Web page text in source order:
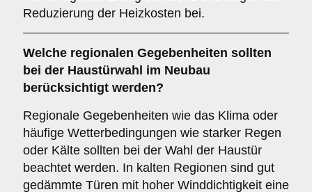
Reduzierung der Heizkosten bei.
Welche regionalen Gegebenheiten sollten
bei der Haustürwahl im Neubau
berücksichtigt werden?
Regionale Gegebenheiten wie das Klima oder
häufige Wetterbedingungen wie starker Regen
oder Kälte sollten bei der Wahl der Haustür
beachtet werden. In kalten Regionen sind gut
gedämmte Türen mit hoher Winddichtigkeit eine